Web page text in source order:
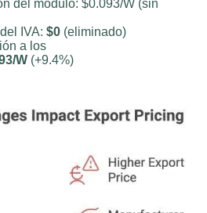
del módulo: $0.093/W (sin
IVA: $0 (eliminado)
a los
W (+9.4%)